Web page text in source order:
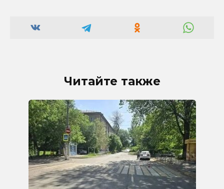
Читайте также